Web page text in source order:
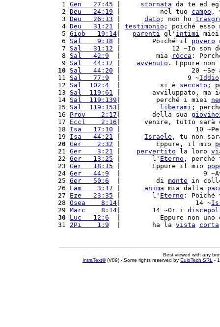
1 Gen   27:45 stornata da te ed
2 Deu   24:19 |          nel tuo campo ,
3 Deu   26:13 dato ; non ho
4 Deu   31:21 testimonio ; poiché esso
5 Giob   19:14 parenti gl' intimi
6 Sal    9:18 |        Poiché il povero
7 Sal   31:12 |             12 ~Io son
8 Sal   42:9
  |         mia
ròcca :
9 Sal   44:17 avvenuto . Eppure
10
Sal   44:20 |                  20 ~Se
11 Sal   77:9
  |                 9 ~
Iddio
12 Sal  102:4
  |          si è
seccato ;
13 Sal  119:61 |        avviluppato, ma
14 Sal  119:139 |         perché i miei
15 Sal  119:153 liberami ;
16 Prov    2:17 |        della sua
17 Eccl    2:16 |      venire, tutto sarà
18 Isa   17:10 |                   10
19 Isa   44:21 Israele , tu non
20 Ger    2:32 |         Eppure, il mio
21 Ger    3:21 pervertito la loro
22 Ger   13:25 |        l' Eterno ,
23 Ger   18:15 |        Eppure il mio
24 Ger   44:9
|                     9
25 Ger   50:6
  |         di
monte in
26 Lam    3:17 anima mia dalla
27 Eze   23:35 |        l' Eterno :
28 Osea    8:14 |                   14 ~
29 Marc    8:14 |        14 ~Or i
30
Luc   12:6
|          Eppure non uno
31 2Pi    1:9
  |        ha la
vista corta
Best viewed with any
IntraText®(V89) - Some rights reserved by EuloTech SRL -